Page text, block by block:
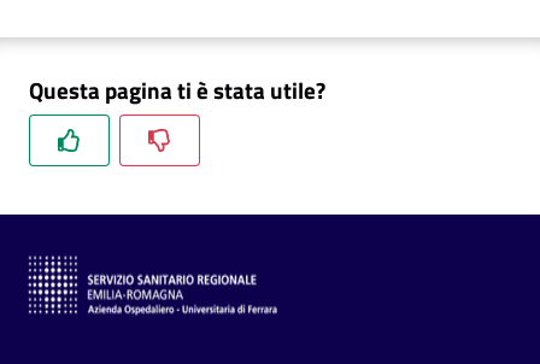
C
a
r
Questa pagina ti è stata utile?